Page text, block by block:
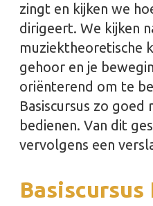
zingt en kijken we
dirigeert. We kijken
muziektheoretische
gehoor en je
oriënterend om te
Basiscursus zo goed
bedienen. Van dit
vervolgens een
Basiscursus